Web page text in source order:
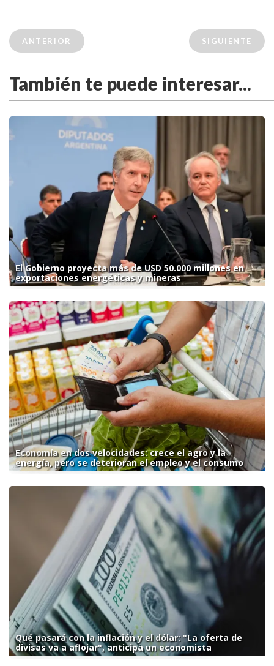
ANTERIOR SIGUIENTE
También te puede interesar...
El Gobierno proyecta más de USD 50.000 millones en
exportaciones energéticas y mineras
Economía en dos velocidades: crece el agro y la
energía, pero se deterioran el empleo y el consumo
Qué pasará con la inflación y el dólar: "La oferta de
divisas va a aflojar", anticipa un economista